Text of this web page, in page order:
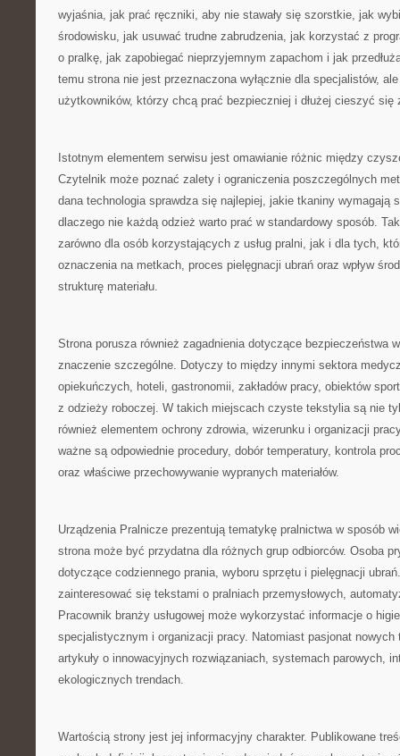
wyjaśnia, jak prać ręczniki, aby nie stawały się szorstkie, jak
środowisku, jak usuwać trudne zabrudzenia, jak korzystać z
o pralkę, jak zapobiegać nieprzyjemnym zapachom i jak
temu strona nie jest przeznaczona wyłącznie dla specjalistów,
użytkowników, którzy chcą prać bezpieczniej i dłużej cieszyć się
Istotnym elementem serwisu jest omawianie różnic między
Czytelnik może poznać zalety i ograniczenia poszczególnych
dana technologia sprawdza się najlepiej, jakie tkaniny wymagają
dlaczego nie każdą odzież warto prać w standardowy sposób.
zarówno dla osób korzystających z usług pralni, jak i dla tych,
oznaczenia na metkach, proces pielęgnacji ubrań oraz wpływ
strukturę materiału.
Strona porusza również zagadnienia dotyczące bezpieczeństwa
znaczenie szczególne. Dotyczy to między innymi sektora
opiekuńczych, hoteli, gastronomii, zakładów pracy, obiektów
z odzieży roboczej. W takich miejscach czyste tekstylia są nie
również elementem ochrony zdrowia, wizerunku i organizacji
ważne są odpowiednie procedury, dobór temperatury, kontrola
oraz właściwe przechowywanie wypranych materiałów.
Urządzenia Pralnicze prezentują tematykę pralnictwa w sposób
strona może być przydatna dla różnych grup odbiorców. Osoba
dotyczące codziennego prania, wyboru sprzętu i pielęgnacji
zainteresować się tekstami o pralniach przemysłowych,
Pracownik branży usługowej może wykorzystać informacje o
specjalistycznym i organizacji pracy. Natomiast pasjonat nowych
artykuły o innowacyjnych rozwiązaniach, systemach parowych,
ekologicznych trendach.
Wartością strony jest jej informacyjny charakter. Publikowane